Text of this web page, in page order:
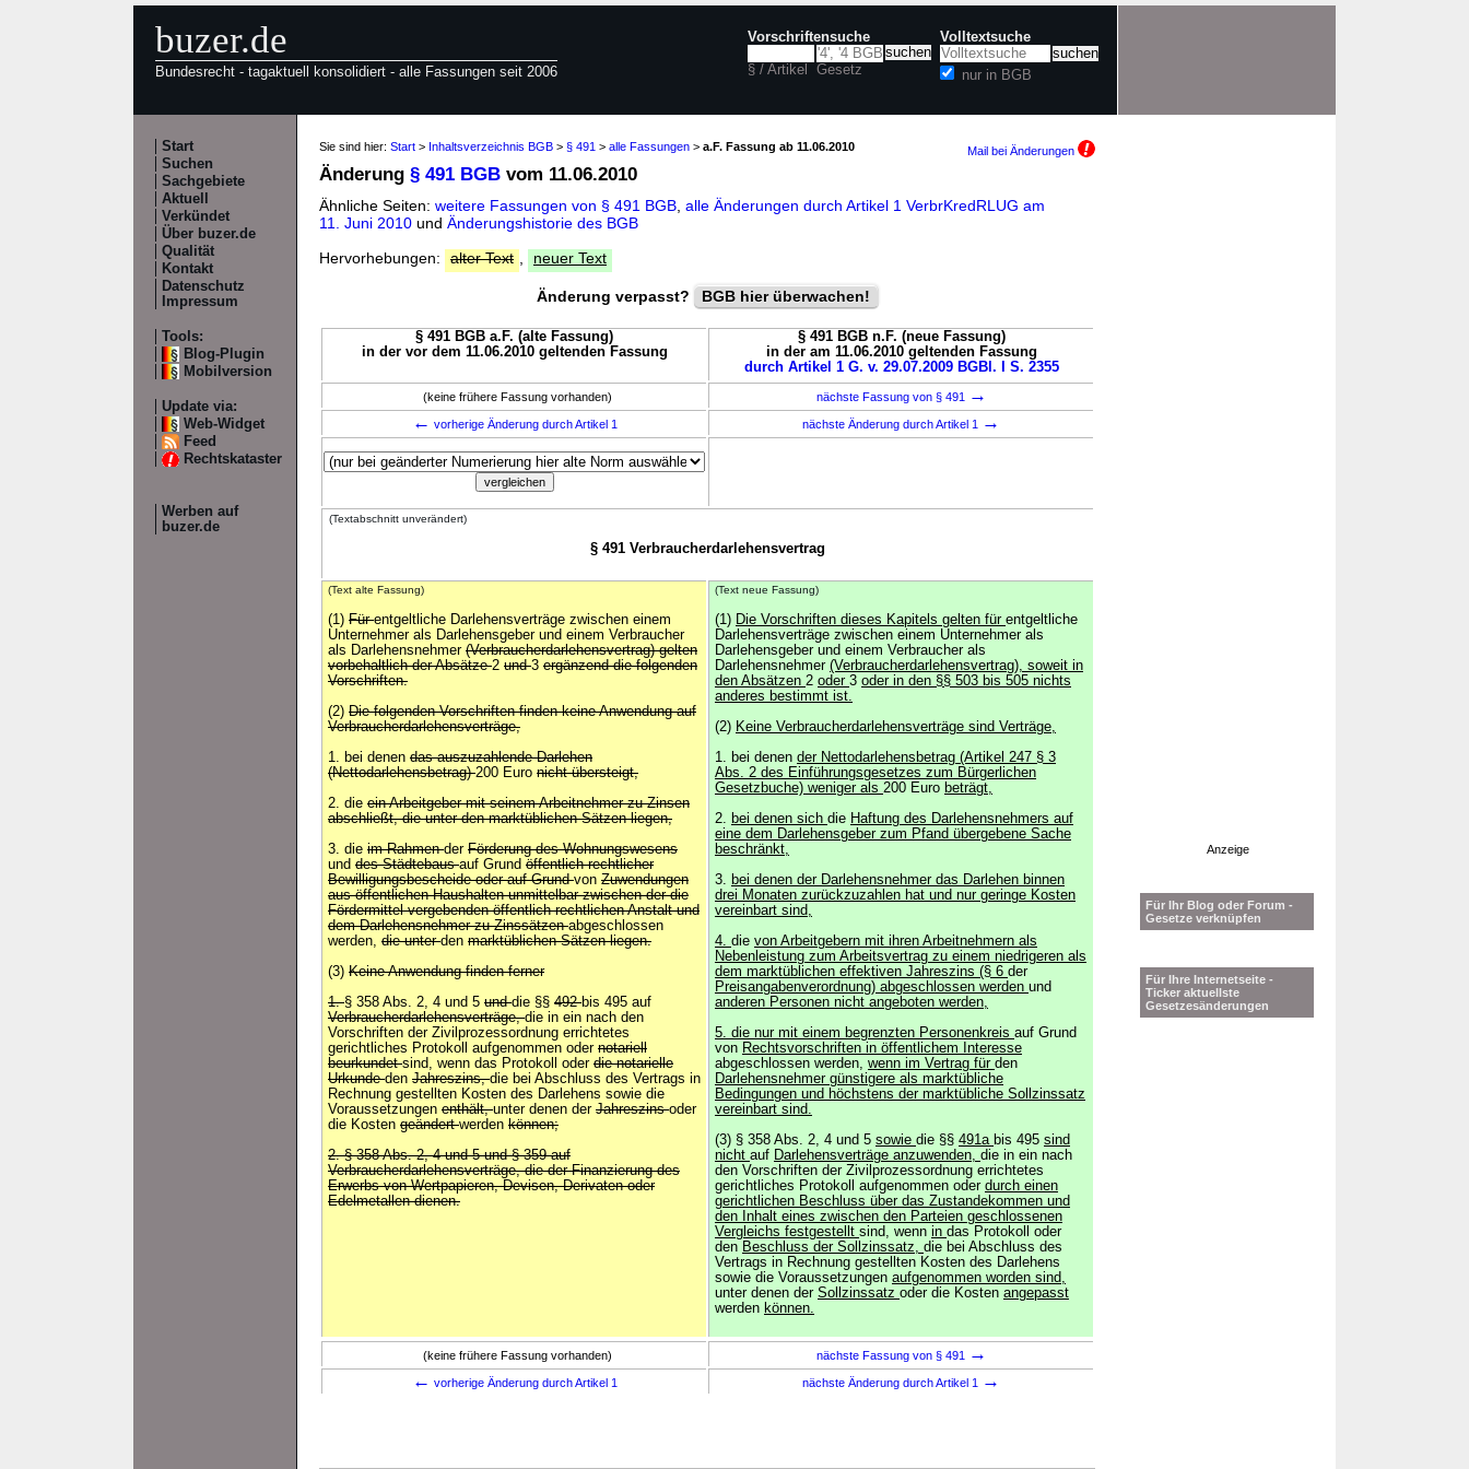
buzer.de
Bundesrecht - tagaktuell konsolidiert - alle Fassungen seit 2006
Vorschriftensuche
§ / Artikel Gesetz
Volltextsuche
nur in BGB
Start
Suchen
Sachgebiete
Aktuell
Verkündet
Über buzer.de
Qualität
Kontakt
Datenschutz
Impressum
Tools:
Blog-Plugin
Mobilversion
Update via:
Web-Widget
Feed
Rechtskataster
Werben auf
buzer.de
Sie sind hier: Start > Inhaltsverzeichnis BGB > § 491 > alle Fassungen > a.F. Fassung ab 11.06.2010 Mail bei Änderungen
Änderung § 491 BGB vom 11.06.2010
Ähnliche Seiten: weitere Fassungen von § 491 BGB alle Änderungen durch Artikel 1 VerbrKredRLUG am
11. Juni 2010 und Änderungshistorie des BGB
Hervorhebungen:
alter Text neuer Text
Änderung verpasst? BGB hier überwachen!
§ 491 BGB a.F. (alte Fassung)
in der vor dem 11.06.2010 geltenden Fassung
§ 491 BGB n.F. (neue Fassung)
in der am 11.06.2010 geltenden Fassung
durch Artikel 1 G. v. 29.07.2009 BGBl. I S. 2355
(keine frühere Fassung vorhanden) nächste Fassung von § 491
→
← vorherige Änderung durch Artikel 1 nächste Änderung durch Artikel 1 →
(Textabschnitt unverändert)
§ 491 Verbraucherdarlehensvertrag
(Text alte Fassung)
(1) Fürentgeltliche Darlehensverträge zwischen einem
Unternehmer als Darlehensgeber und einem Verbraucher
als Darlehensnehmer (Verbraucherdarlehensvertrag) gelten
vorbehaltlich der Absätze2 und3 ergänzend die folgenden
Vorschriften.
(2) Die folgenden Vorschriften finden keine Anwendung auf
Verbraucherdarlehensverträge,
1. bei denen das auszuzahlende Darlehen
(Nettodarlehensbetrag)200 Euro nicht übersteigt,
2. die ein Arbeitgeber mit seinem Arbeitnehmer zu Zinsen
abschließt, die unter den marktüblichen Sätzen liegen,
3. die im Rahmender Förderung des Wohnungswesens
und des Städtebausauf Grund öffentlich-rechtlicher
Bewilligungsbescheide oder auf Grundvon Zuwendungen
aus öffentlichen Haushalten unmittelbar zwischen der die
Fördermittel vergebenden öffentlich-rechtlichen Anstalt und
dem Darlehensnehmer zu Zinssätzenabgeschlossen
werden, die unterden marktüblichen Sätzen liegen.
(3) Keine Anwendung finden ferner
1.§ 358 Abs. 2, 4 und 5 unddie §§ 492bis 495 auf
Verbraucherdarlehensverträge,die in ein nach den
Vorschriften der Zivilprozessordnung errichtetes
gerichtliches Protokoll aufgenommen oder notariell
beurkundetsind, wenn das Protokoll oder die notarielle
Urkundeden Jahreszins,die bei Abschluss des Vertrags in
Rechnung gestellten Kosten des Darlehens sowie die
Voraussetzungen enthält,unter denen der Jahreszinsoder
die Kosten geändertwerden können;
2. § 358 Abs. 2, 4 und 5 und § 359 auf
Verbraucherdarlehensverträge, die der Finanzierung des
Erwerbs von Wertpapieren, Devisen, Derivaten oder
Edelmetallen dienen.
(Text neue Fassung)
(1) Die Vorschriften dieses Kapitels gelten für entgeltliche
Darlehensverträge zwischen einem Unternehmer als
Darlehensgeber und einem Verbraucher als
Darlehensnehmer (Verbraucherdarlehensvertrag), soweit in
den Absätzen 2 oder 3 oder in den §§ 503 bis 505 nichts
anderes bestimmt ist.
(2) Keine Verbraucherdarlehensverträge sind Verträge,
1. bei denen der Nettodarlehensbetrag (Artikel 247 § 3
Abs. 2 des Einführungsgesetzes zum Bürgerlichen
Gesetzbuche) weniger als 200 Euro beträgt,
2. bei denen sich die Haftung des Darlehensnehmers auf
eine dem Darlehensgeber zum Pfand übergebene Sache
beschränkt,
3. bei denen der Darlehensnehmer das Darlehen binnen
drei Monaten zurückzuzahlen hat und nur geringe Kosten
vereinbart sind,
4. die von Arbeitgebern mit ihren Arbeitnehmern als
Nebenleistung zum Arbeitsvertrag zu einem niedrigeren als
dem marktüblichen effektiven Jahreszins (§ 6 der
Preisangabenverordnung) abgeschlossen werden und
anderen Personen nicht angeboten werden,
5. die nur mit einem begrenzten Personenkreis auf Grund
von Rechtsvorschriften in öffentlichem Interesse
abgeschlossen werden, wenn im Vertrag für den
Darlehensnehmer günstigere als marktübliche
Bedingungen und höchstens der marktübliche Sollzinssatz
vereinbart sind.
(3) § 358 Abs. 2, 4 und 5 sowie die §§ 491a bis 495 sind
nicht auf Darlehensverträge anzuwenden, die in ein nach
den Vorschriften der Zivilprozessordnung errichtetes
gerichtliches Protokoll aufgenommen oder durch einen
gerichtlichen Beschluss über das Zustandekommen und
den Inhalt eines zwischen den Parteien geschlossenen
Vergleichs festgestellt sind, wenn in das Protokoll oder
den Beschluss der Sollzinssatz, die bei Abschluss des
Vertrags in Rechnung gestellten Kosten des Darlehens
sowie die Voraussetzungen aufgenommen worden sind,
unter denen der Sollzinssatz oder die Kosten angepasst
werden können.
(keine frühere Fassung vorhanden) nächste Fassung von § 491
→
← vorherige Änderung durch Artikel 1 nächste Änderung durch Artikel 1 →
Anzeige
Für Ihr Blog oder Forum -
Gesetze verknüpfen
Für Ihre Internetseite -
Ticker aktuellste
Gesetzesänderungen